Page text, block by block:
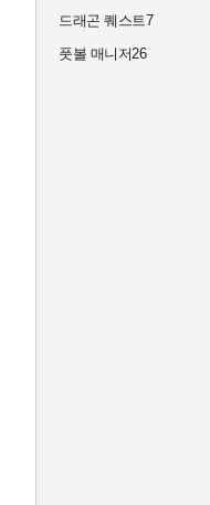
드래곤 퀘스트7
풋볼 매니저26